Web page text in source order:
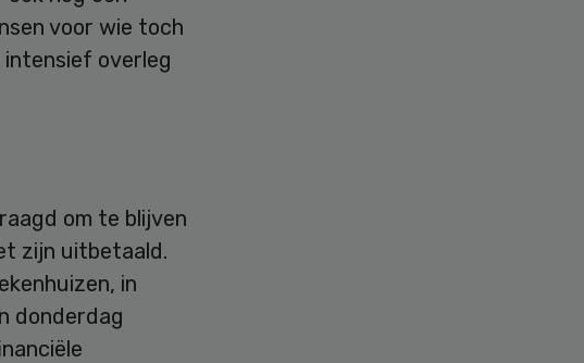
voor wie toch
intensief overleg
om te blijven
zijn uitbetaald.
in
donderdag